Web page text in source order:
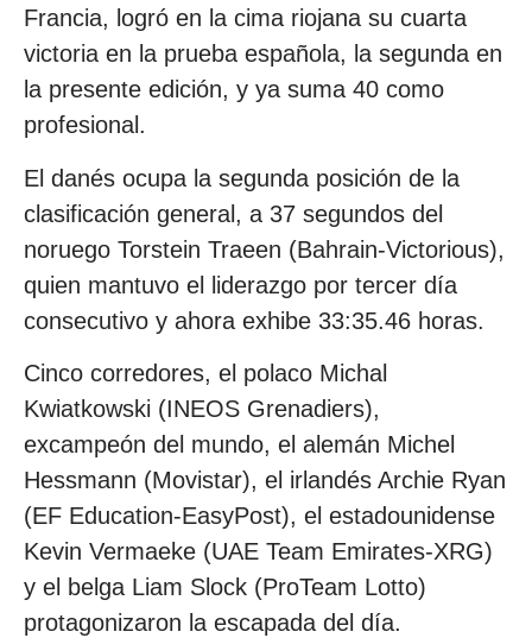
Francia, logró en la cima riojana su cuarta
victoria en la prueba española, la segunda en
la presente edición, y ya suma 40 como
profesional.
El danés ocupa la segunda posición de la
clasificación general, a 37 segundos del
noruego Torstein Traeen (Bahrain-Victorious),
quien mantuvo el liderazgo por tercer día
consecutivo y ahora exhibe 33:35.46 horas.
Cinco corredores, el polaco Michal
Kwiatkowski (INEOS Grenadiers),
excampeón del mundo, el alemán Michel
Hessmann (Movistar), el irlandés Archie Ryan
(EF Education-EasyPost), el estadounidense
Kevin Vermaeke (UAE Team Emirates-XRG)
y el belga Liam Slock (ProTeam Lotto)
protagonizaron la escapada del día.